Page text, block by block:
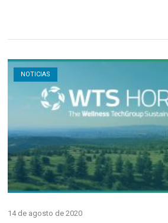
NOTICIAS
Open post
14 de agosto de 2020